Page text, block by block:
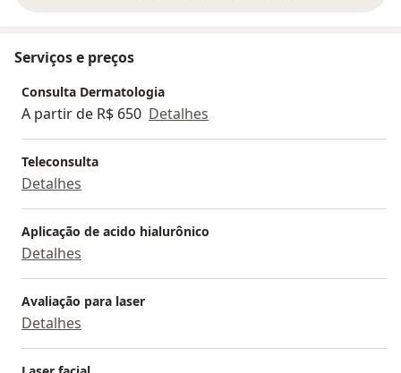
Serviços e preços
Consulta Dermatologia
A partir de R$ 650 Detalhes
Teleconsulta
Detalhes
Aplicação de acido hialurônico
Detalhes
Avaliação para laser
Detalhes